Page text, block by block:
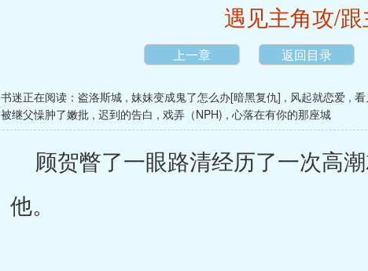
遇见主角攻/
上一章 返回目录
书迷正在阅读： 盗洛斯城 , 妹妹变成鬼了怎么办[暗黑复仇] , 风起就恋爱 ,
被继父懆肿了嫩批 , 迟到的告白 , 戏弄（NPH) , 心落在有你的那座城
顾贺瞥了一眼路清经历了一次高
他。